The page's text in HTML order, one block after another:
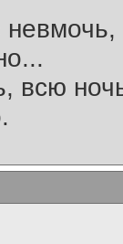
невмочь,
всю